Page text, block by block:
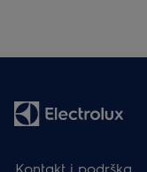
Kontakt i podrška